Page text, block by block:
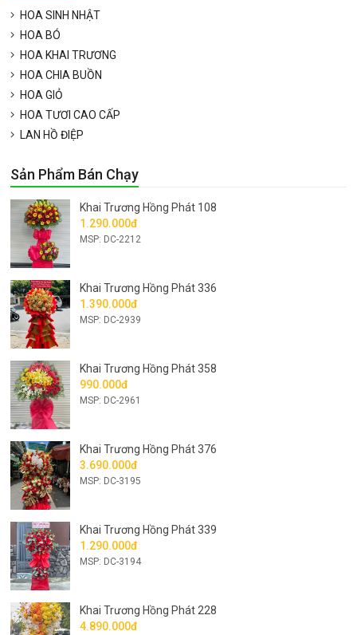
HOA SINH NHẬT
HOA BÓ
HOA KHAI TRƯƠNG
HOA CHIA BUỒN
HOA GIỎ
HOA TƯƠI CAO CẤP
LAN HỒ ĐIỆP
Sản Phẩm Bán Chạy
Khai Trương Hồng Phát 108
1.290.000đ
MSP: DC-2212
Khai Trương Hồng Phát 336
1.390.000đ
MSP: DC-2939
Khai Trương Hồng Phát 358
990.000đ
MSP: DC-2961
Khai Trương Hồng Phát 376
3.690.000đ
MSP: DC-3195
Khai Trương Hồng Phát 339
1.290.000đ
MSP: DC-3194
Khai Trương Hồng Phát 228
4.890.000đ